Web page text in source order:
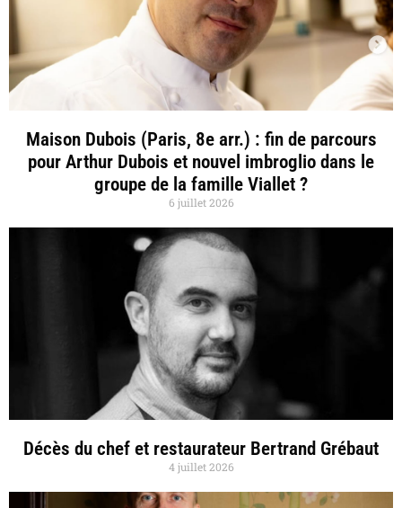
Maison Dubois (Paris, 8e arr.) : fin de parcours
pour Arthur Dubois et nouvel imbroglio dans le
groupe de la famille Viallet ?
6 juillet 2026
Décès du chef et restaurateur Bertrand Grébaut
4 juillet 2026